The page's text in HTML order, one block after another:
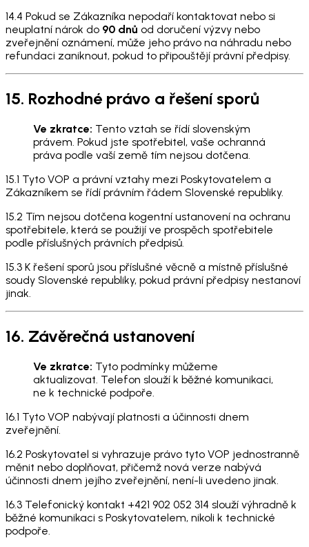
14.4 Pokud se Zákazníka nepodaří kontaktovat nebo si
neuplatní nárok do 90 dnů od doručení výzvy nebo
zveřejnění oznámení, může jeho právo na náhradu nebo
refundaci zaniknout, pokud to připouštějí právní předpisy.
15. Rozhodné právo a řešení sporů
Ve zkratce: Tento vztah se řídí slovenským
právem. Pokud jste spotřebitel, vaše ochranná
práva podle vaší země tím nejsou dotčena.
15.1 Tyto VOP a právní vztahy mezi Poskytovatelem a
Zákazníkem se řídí právním řádem Slovenské republiky.
15.2 Tím nejsou dotčena kogentní ustanovení na ochranu
spotřebitele, která se použijí ve prospěch spotřebitele
podle příslušných právních předpisů.
15.3 K řešení sporů jsou příslušné věcně a místně příslušné
soudy Slovenské republiky, pokud právní předpisy nestanoví
jinak.
16. Závěrečná ustanovení
Ve zkratce: Tyto podmínky můžeme
aktualizovat. Telefon slouží k běžné komunikaci,
ne k technické podpoře.
16.1 Tyto VOP nabývají platnosti a účinnosti dnem
zveřejnění.
16.2 Poskytovatel si vyhrazuje právo tyto VOP jednostranně
měnit nebo doplňovat, přičemž nová verze nabývá
účinnosti dnem jejího zveřejnění, není-li uvedeno jinak.
16.3 Telefonický kontakt +421 902 052 314 slouží výhradně k
běžné komunikaci s Poskytovatelem, nikoli k technické
podpoře.